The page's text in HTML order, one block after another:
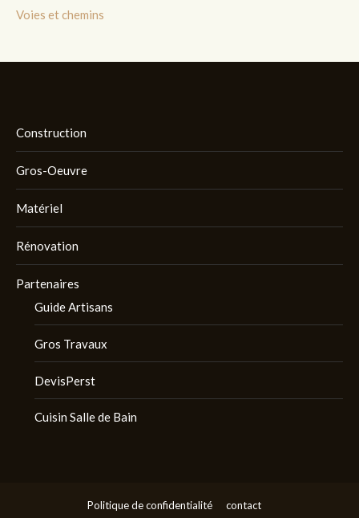
Voies et chemins
Construction
Gros-Oeuvre
Matériel
Rénovation
Partenaires
Guide Artisans
Gros Travaux
DevisPerst
Cuisin Salle de Bain
Politique de confidentialité contact